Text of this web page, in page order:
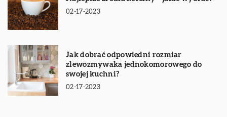
02-17-2023
Jak dobrać odpowiedni rozmiar
zlewozmywaka jednokomorowego do
swojej kuchni?
02-17-2023